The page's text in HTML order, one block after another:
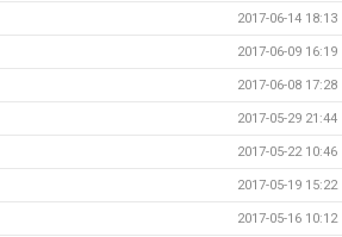
2017-06-14 18:13
2017-06-09 16:19
2017-06-08 17:28
2017-05-29 21:44
2017-05-22 10:46
2017-05-19 15:22
2017-05-16 10:12